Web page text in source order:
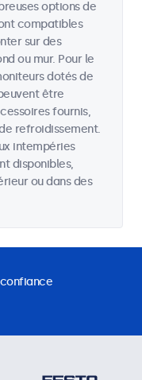
options de
compatibles
sur des
ou mur. Pour le
dotés de
être
fournis,
refroidissement.
intempéries
disponibles,
ou dans des